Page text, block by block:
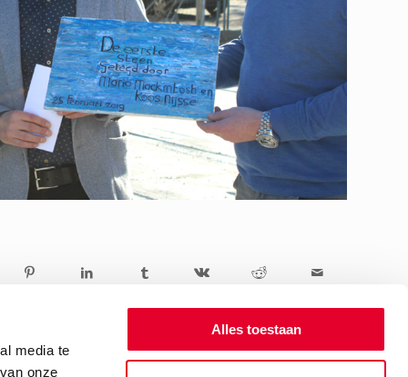
media te
onze
Alles toestaan